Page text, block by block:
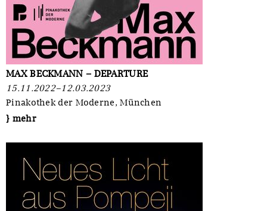
MAX BECKMANN – DEPARTURE
15.11.2022–12.03.2023
Pinakothek der Moderne, München
} mehr